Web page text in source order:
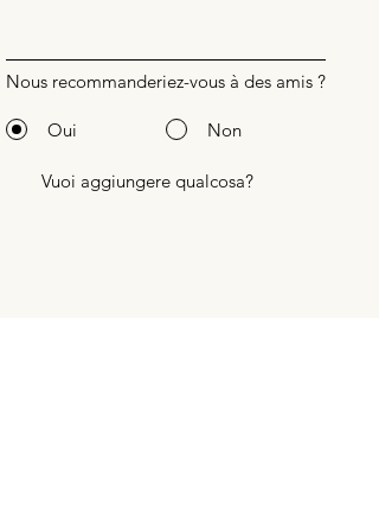
Nous recommanderiez-vous à des amis ?
Oui Non